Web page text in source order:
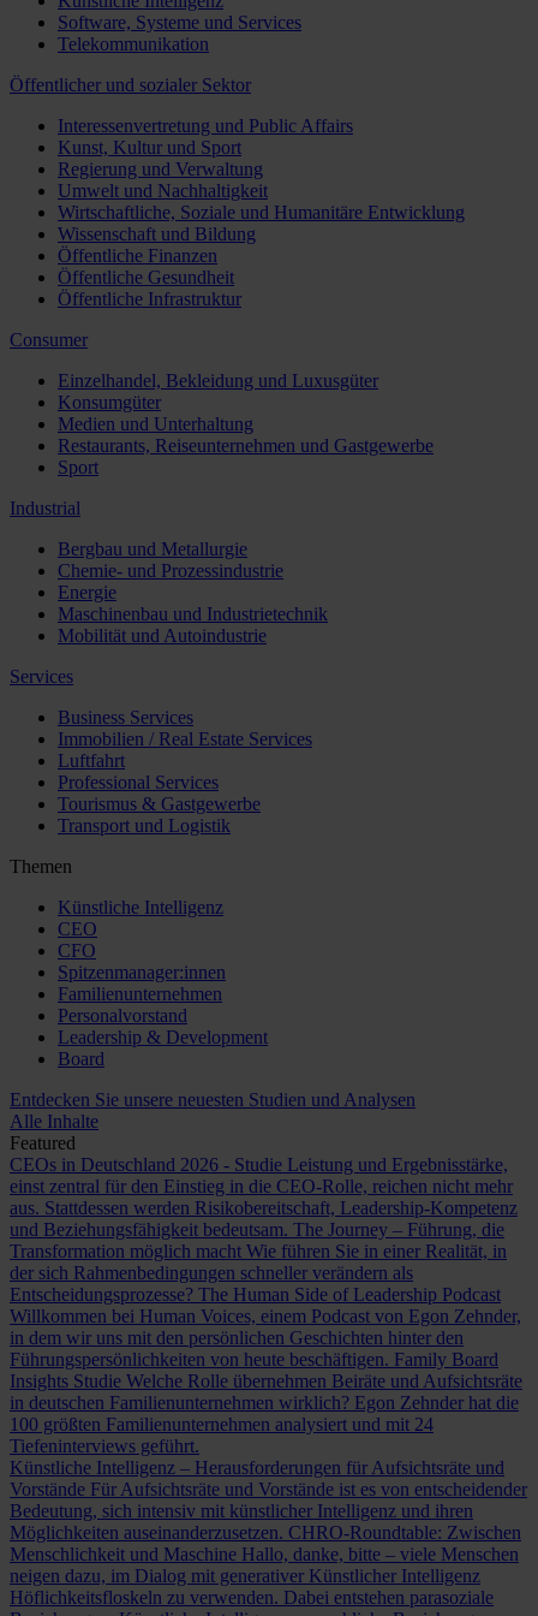
Software, Systeme und Services
Telekommunikation
Öffentlicher und sozialer Sektor
Interessenvertretung und Public Affairs
Kunst, Kultur und Sport
Regierung und Verwaltung
Umwelt und Nachhaltigkeit
Wirtschaftliche, Soziale und Humanitäre Entwicklung
Wissenschaft und Bildung
Öffentliche Finanzen
Öffentliche Gesundheit
Öffentliche Infrastruktur
Consumer
Einzelhandel, Bekleidung und Luxusgüter
Konsumgüter
Medien und Unterhaltung
Restaurants, Reiseunternehmen und Gastgewerbe
Sport
Industrial
Bergbau und Metallurgie
Chemie- und Prozessindustrie
Energie
Maschinenbau und Industrietechnik
Mobilität und Autoindustrie
Services
Business Services
Immobilien / Real Estate Services
Luftfahrt
Professional Services
Tourismus & Gastgewerbe
Transport und Logistik
Themen
Künstliche Intelligenz
CEO
CFO
Spitzenmanager:innen
Familienunternehmen
Personalvorstand
Leadership & Development
Board
Entdecken Sie unsere neuesten Studien und Analysen
Alle Inhalte
Featured
CEOs in Deutschland 2026 - Studie Leistung und Ergebnisstärke,
einst zentral für den Einstieg in die CEO-Rolle, reichen nicht mehr
aus. Stattdessen werden Risikobereitschaft, Leadership-Kompetenz
und Beziehungsfähigkeit bedeutsam. The Journey – Führung, die
Transformation möglich macht Wie führen Sie in einer Realität, in
der sich Rahmenbedingungen schneller verändern als
Entscheidungsprozesse? The Human Side of Leadership Podcast
Willkommen bei Human Voices, einem Podcast von Egon Zehnder,
in dem wir uns mit den persönlichen Geschichten hinter den
Führungspersönlichkeiten von heute beschäftigen. Family Board
Insights Studie Welche Rolle übernehmen Beiräte und Aufsichtsräte
in deutschen Familienunternehmen wirklich? Egon Zehnder hat die
100 größten Familienunternehmen analysiert und mit 24
Tiefeninterviews geführt.
Künstliche Intelligenz – Herausforderungen für Aufsichtsräte und
Vorstände Für Aufsichtsräte und Vorstände ist es von entscheidender
Bedeutung, sich intensiv mit künstlicher Intelligenz und ihren
Möglichkeiten auseinanderzusetzen. CHRO-Roundtable: Zwischen
Menschlichkeit und Maschine Hallo, danke, bitte – viele Menschen
neigen dazu, im Dialog mit generativer Künstlicher Intelligenz
Höflichkeitsfloskeln zu verwenden. Dabei entstehen parasoziale